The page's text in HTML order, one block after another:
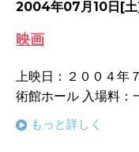
2004年07月10日[
映画
上映日：２００４年
術館ホール 入場料：
もっと詳しく